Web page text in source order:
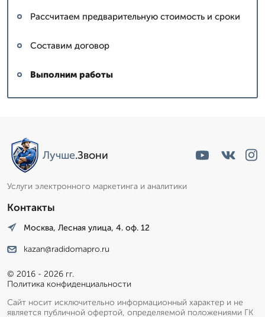
Рассчитаем предварительную стоимость и сроки
Составим договор
Выполним работы
Лучше.Звони
Услуги электронного маркетинга и аналитики
Контакты
Москва, Лесная улица, 4. оф. 12
kazan@radidomapro.ru
© 2016 - 2026 гг.
Политика конфиденциальности
Сайт носит исключительно информационный характер и не
является публичной офертой, определяемой положениями ГК